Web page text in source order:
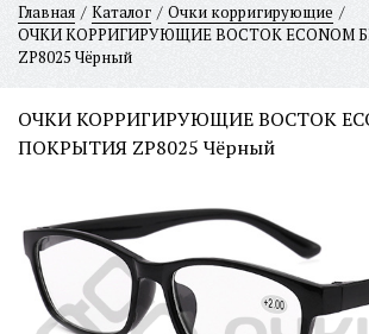
Главная Каталог
Очки корригирующие
ОЧКИ КОРРИГИРУЮЩИЕ BOCTOK ECONOM
ZP8025 Чёрный
ОЧКИ КОРРИГИРУЮЩИЕ BOCTOK
ПОКРЫТИЯ ZP8025 Чёрный